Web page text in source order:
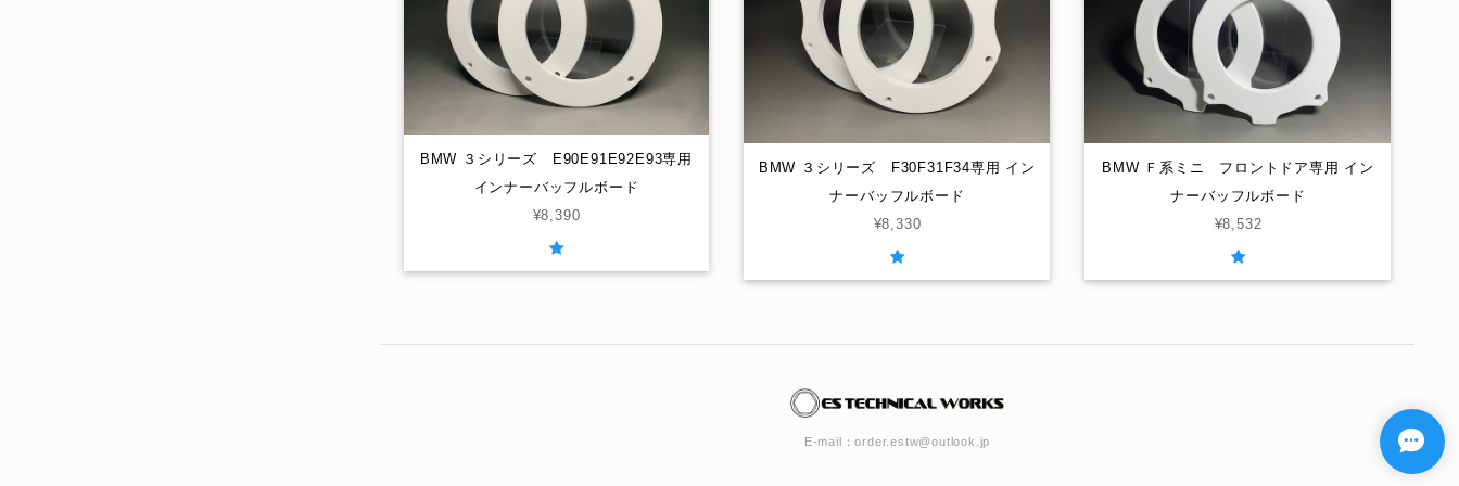
BMW ３シリーズ E90E91E92E93専用
インナーバッフルボード
¥8,390
BMW ３シリーズ F30F31F34専用 イン
ナーバッフルボード
¥8,330
BMW Ｆ系ミニ フロントドア専用 イン
ナーバッフルボード
¥8,532
E-mail：order.estw@outlook.jp